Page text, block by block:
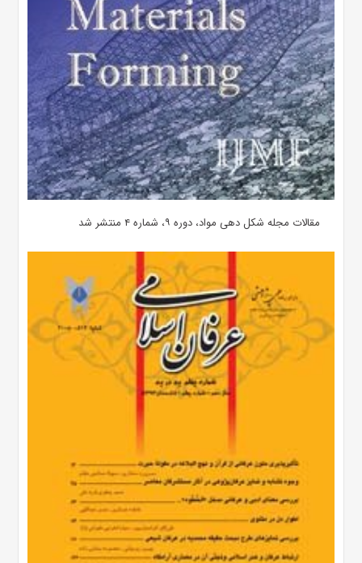
مقالات مجله شکل دهی مواد، دوره ۹، شماره ۴ منتشر شد